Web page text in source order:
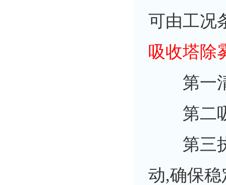
可由工况
吸收塔除
第一清
第二吸
第三执
动,确保